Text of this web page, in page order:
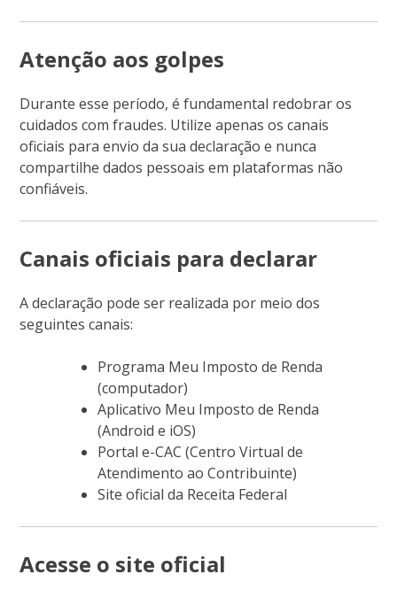
Atenção aos golpes
Durante esse período, é fundamental redobrar os
cuidados com fraudes. Utilize apenas os canais
oficiais para envio da sua declaração e nunca
compartilhe dados pessoais em plataformas não
confiáveis.
Canais oficiais para declarar
A declaração pode ser realizada por meio dos
seguintes canais:
Programa Meu Imposto de Renda
(computador)
Aplicativo Meu Imposto de Renda
(Android e iOS)
Portal e-CAC (Centro Virtual de
Atendimento ao Contribuinte)
Site oficial da Receita Federal
Acesse o site oficial